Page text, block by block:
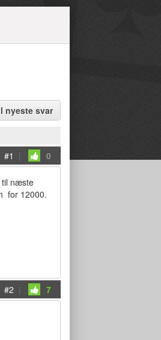
nyeste svar
#1 | 0
til næste
for 12000.
#2 | 7